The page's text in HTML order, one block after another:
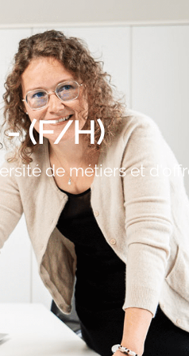
(F/H)
de métiers et